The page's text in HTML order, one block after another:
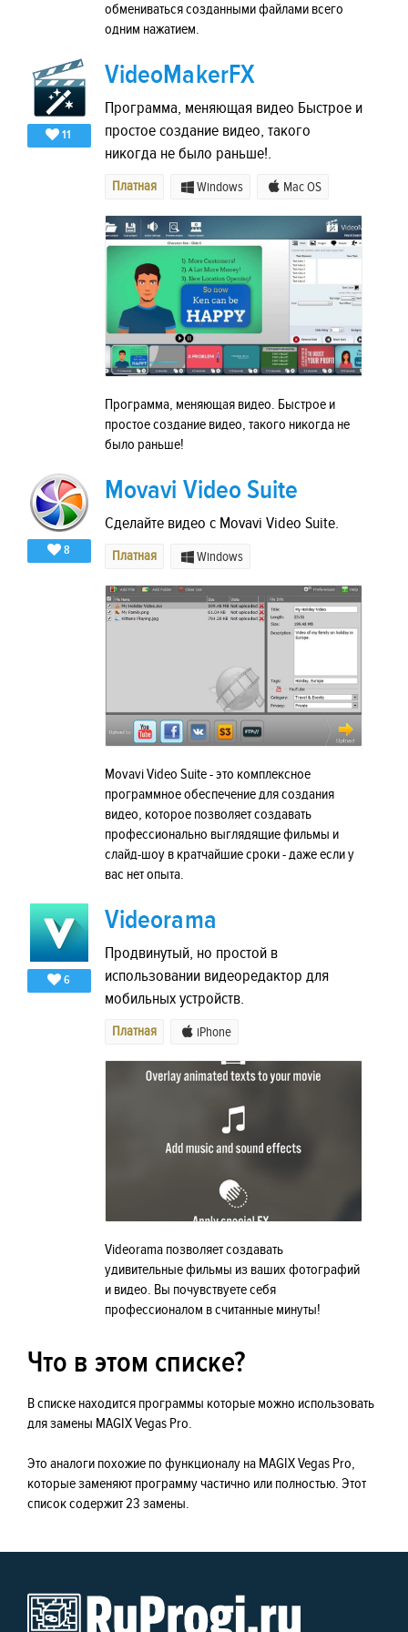
обмениваться созданными файлами всего
одним нажатием.
11
VideoMakerFX
Программа, меняющая видео Быстрое и
простое создание видео, такого
никогда не было раньше!.
Платная Windows Mac OS
Программа, меняющая видео. Быстрое и
простое создание видео, такого никогда не
было раньше!
8
Movavi Video Suite
Сделайте видео с Movavi Video Suite.
Платная Windows
Movavi Video Suite - это комплексное
программное обеспечение для создания
видео, которое позволяет создавать
профессионально выглядящие фильмы и
слайд-шоу в кратчайшие сроки - даже если у
вас нет опыта.
6
Videorama
Продвинутый, но простой в
использовании видеоредактор для
мобильных устройств.
Платная iPhone
Videorama позволяет создавать
удивительные фильмы из ваших фотографий
и видео. Вы почувствуете себя
профессионалом в считанные минуты!
Что в этом списке?
В списке находится программы которые можно использовать
для замены MAGIX Vegas Pro.
Это аналоги похожие по функционалу на MAGIX Vegas Pro,
которые заменяют программу частично или полностью. Этот
список содержит 23 замены.